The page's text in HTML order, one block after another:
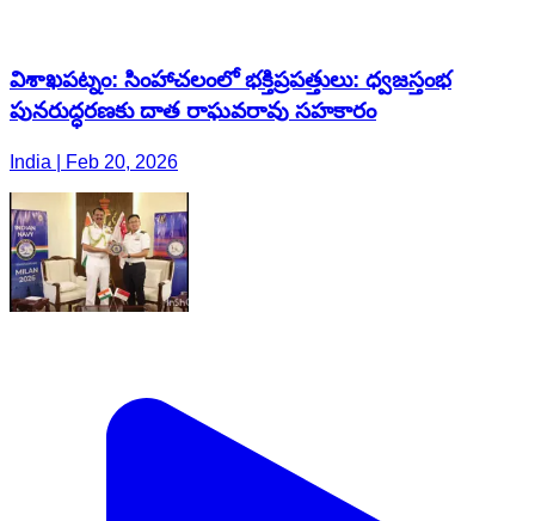
విశాఖపట్నం: సింహాచలంలో భక్తిప్రపత్తులు: ధ్వజస్తంభ
పునరుద్ధరణకు దాత రాఘవరావు సహకారం
India | Feb 20, 2026